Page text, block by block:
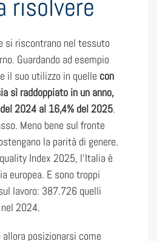
risolvere
si riscontrano nel tessuto
Guardando ad esempio
il suo utilizzo in quelle con
sì raddoppiato in un anno,
2024 al 16,4% del 2025.
Meno bene sul fronte
la parità di genere.
Index 2025, l’Italia è
europea. E sono troppi
lavoro: 387.726 quelli
2024.
posizionarsi come